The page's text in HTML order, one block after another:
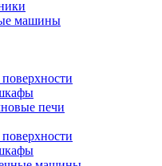
машины
печи